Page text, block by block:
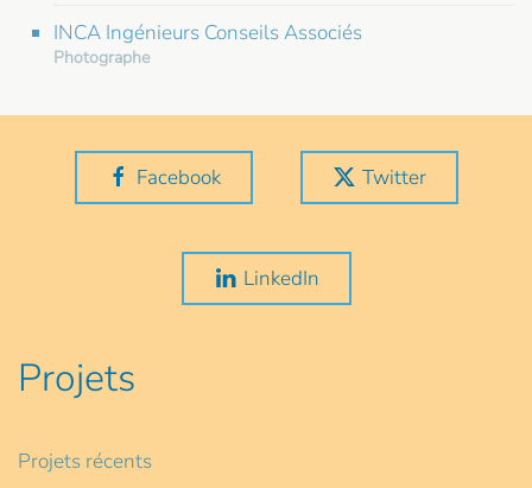
INCA Ingénieurs Conseils Associés
Photographe
Facebook Twitter
LinkedIn
Projets
Projets récents